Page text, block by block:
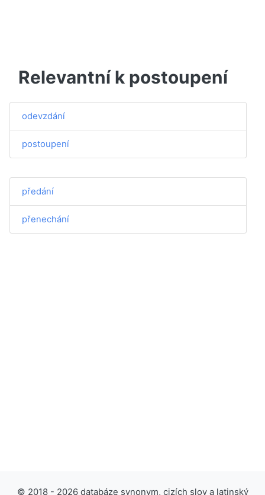
Relevantní k postoupení
odevzdání
postoupení
předání
přenechání
© 2018 - 2026 databáze synonym, cizích slov a latinský